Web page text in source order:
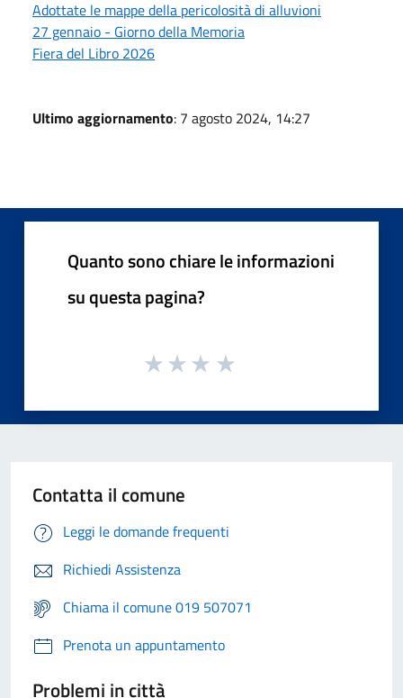
Adottate le mappe della pericolosità di alluvioni
27 gennaio - Giorno della Memoria
Fiera del Libro 2026
Ultimo aggiornamento: 7 agosto 2024, 14:27
Quanto sono chiare le informazioni
su questa pagina?
Contatta il comune
Leggi le domande frequenti
Richiedi Assistenza
Chiama il comune 019 507071
Prenota un appuntamento
Problemi in città